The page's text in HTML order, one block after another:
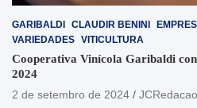
GARIBALDI CLAUDIR BENINI
VARIEDADES VITICULTURA
Cooperativa Vinícola Garibaldi
2024
2 de setembro de 2024
JCRedacao